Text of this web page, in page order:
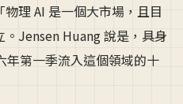
理 AI 是一個大市場，且目
Jensen Huang 說是，具身
第一季流入這個領域的十